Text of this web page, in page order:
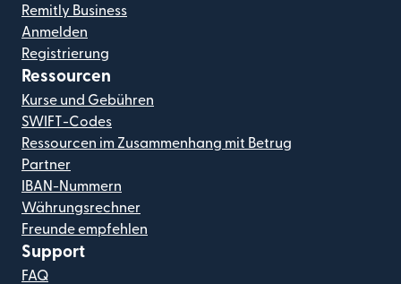
Remitly Business
Anmelden
Registrierung
Ressourcen
Kurse und Gebühren
SWIFT-Codes
Ressourcen im Zusammenhang mit Betrug
Partner
IBAN-Nummern
Währungsrechner
Freunde empfehlen
Support
FAQ